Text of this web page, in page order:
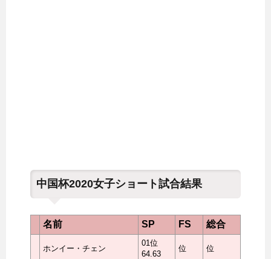
中国杯2020女子ショート試合結果
名前 SP FS 総合
ホンイー・チェン
01位
64.63
位 位